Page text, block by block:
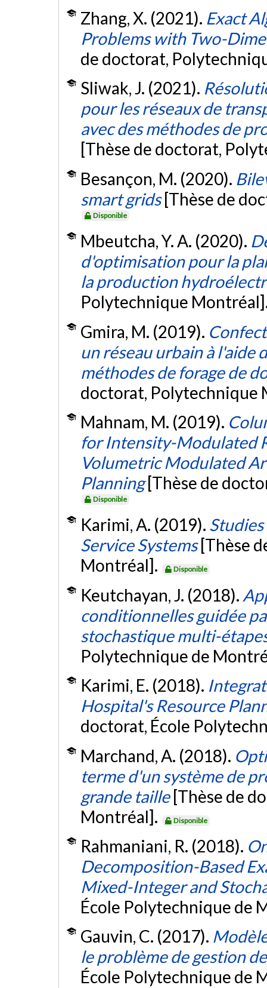
Zhang, X. (2021). Exact
Problems with Two-
de doctorat,
Sliwak, J. (2021).
pour les réseaux de
avec des méthodes de
[Thèse de doctorat,
Besançon, M. (2020).
smart grids [Thèse de
Disponible
Mbeutcha, Y. A. (2020).
d'optimisation pour la
la production
Polytechnique
Gmira, M. (2019).
un réseau urbain à l'aide
méthodes de forage de
doctorat, Polytechnique
Mahnam, M. (2019).
for Intensity-Modulated
Volumetric Modulated
Planning [Thèse de
Disponible
Karimi, A. (2019).
Service Systems [Thèse
Montréal].
Disponible
Keutchayan, J. (2018).
conditionnelles guidée
stochastique multi-
Polytechnique de
Karimi, E. (2018).
Hospital's Resource
doctorat, École
Marchand, A. (2018).
terme d'un système de
grande taille [Thèse de
Montréal].
Disponible
Rahmaniani, R. (2018).
Decomposition-Based
Mixed-Integer and
École Polytechnique de
Gauvin, C. (2017).
le problème de gestion
École Polytechnique de